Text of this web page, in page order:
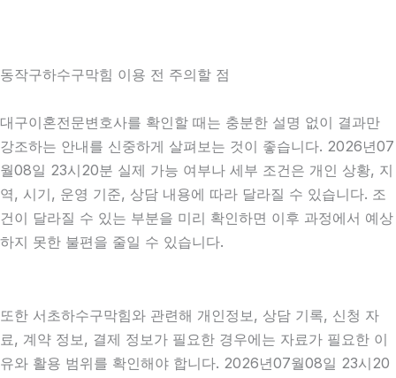
동작구하수구막힘 이용 전 주의할 점
대구이혼전문변호사를 확인할 때는 충분한 설명 없이 결과만
강조하는 안내를 신중하게 살펴보는 것이 좋습니다. 2026년07
월08일 23시20분 실제 가능 여부나 세부 조건은 개인 상황, 지
역, 시기, 운영 기준, 상담 내용에 따라 달라질 수 있습니다. 조
건이 달라질 수 있는 부분을 미리 확인하면 이후 과정에서 예상
하지 못한 불편을 줄일 수 있습니다.
또한 서초하수구막힘와 관련해 개인정보, 상담 기록, 신청 자
료, 계약 정보, 결제 정보가 필요한 경우에는 자료가 필요한 이
유와 활용 범위를 확인해야 합니다. 2026년07월08일 23시20